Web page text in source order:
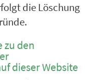
die Löschung
zu den
dieser Website